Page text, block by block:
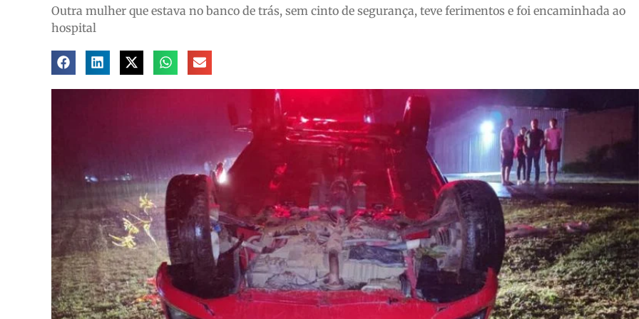
Outra mulher que estava no banco de trás, sem cinto de segurança, teve ferimentos e foi encaminhada ao
hospital